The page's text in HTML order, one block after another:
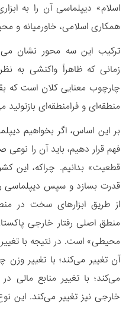
اسلام» دیپلماسی آن را به
همکاری اسلامی، خاورمیانه و
ترکیب این سه محور نشان
زمانی که ظاهراً واکنشی به
چارچوب معنایی کلان است که
منطقه‌ای و فرامنطقه‌ای بازتولید
بر این اساس، اگر بخواهیم
فهم قرار دهیم، باید آن را
قطعیت» بدانیم. چراکه، این
قدرت بسازد و سپس دیپلماسی
از طریق ابزارهای سخت در
منطق اصلی رفتار خارجی
محیطی» است. در نتیجه با
آن تغییر می‌کند؛ با تغییر وزن
می‌کند؛ با تغییر منابع مالی
خارجی نیز تغییر می‌کند. این